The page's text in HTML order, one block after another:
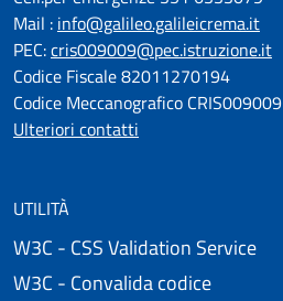
Mail : info@galileo.galileicrema.it
PEC:cris009009@pec.istruzione.it
Codice Fiscale 82011270194
Codice Meccanografico CRIS009009
Ulteriori contatti
UTILITÀ
W3C - CSS Validation Service
W3C - Convalida codice